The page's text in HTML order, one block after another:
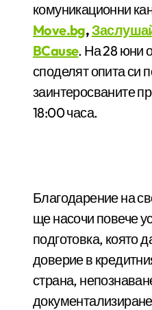
комуникационни
Move.bg,
BCause. На 28 юни
споделят опита си
заинтеросваните
18:00 часа.
Благодарение на
ще насочи повече
подготовка, която
доверие в
страна,